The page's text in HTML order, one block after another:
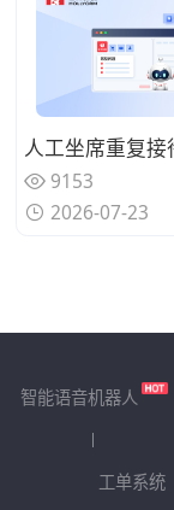
9153
2026-07-23
智能语音机器人
工单系统